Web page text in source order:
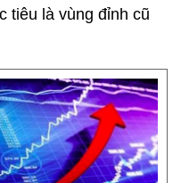
tiêu là vùng đỉnh cũ